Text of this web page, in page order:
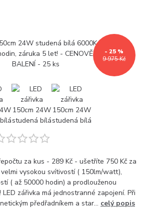
9 975 Kč
- 25 %
za kus - 289 Kč - ušetříte 750 Kč za
vysokou svítivostí ( 150lm/watt),
( až 50000 hodin) a prodlouženou
zářivka má jednostranné zapojení. Při
předřadníkem a star... celý popis